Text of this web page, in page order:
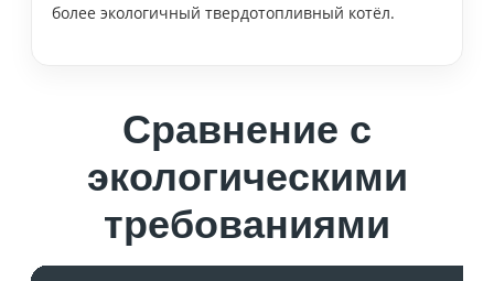
более экологичный твердотопливный котёл.
Сравнение с
экологическими
требованиями